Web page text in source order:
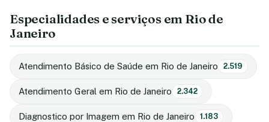
Especialidades e serviços em Rio de
Janeiro
Atendimento Básico de Saúde em Rio de Janeiro 2.519
Atendimento Geral em Rio de Janeiro 2.342
Diagnostico por Imagem em Rio de Janeiro 1.183